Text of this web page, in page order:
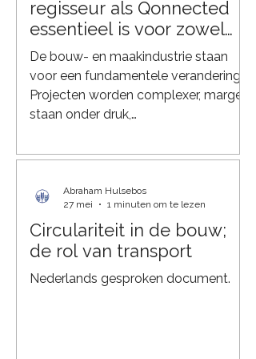
Bouwlogistiek vertegenwoordigt
regisseur als Qonnected
essentieel is voor zowel
aannemers als fabrikanten
De bouw- en maakindustrie staan
voor een fundamentele verandering.
Projecten worden complexer, marges
staan onder druk,
leveringsketens worden steeds
werken aannemers, fabrikanten,
leveranciers en transporteurs vaak
nog in silo’s. Juist daarom groeit de
behoefte aan een onafhankelijke
verbinden, coördineren en
Circulariteit in de bouw;
de rol van transport
Nederlands gesproken document.
Abraham Hulsebos
27 mei
1 minuten om te lezen